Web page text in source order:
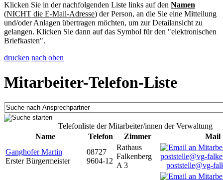
Klicken Sie in der nachfolgenden Liste links auf den Namen
(NICHT die E-Mail-Adresse) der Person, an die Sie eine Mitteilung
und/oder Anlagen übertragen möchten, um zur Detailansicht zu
gelangen. Klicken Sie dann auf das Symbol für den "elektronischen
Briefkasten".
drucken nach oben
Mitarbeiter-Telefon-Liste
Telefonliste der Mitarbeiter/innen der Verwaltung
Name
Telefon Zimmer
Mail
Ganghofer Martin
Erster Bürgermeister
08727
9604-12
Rathaus
Falkenberg
A 3
poststelle@vg-